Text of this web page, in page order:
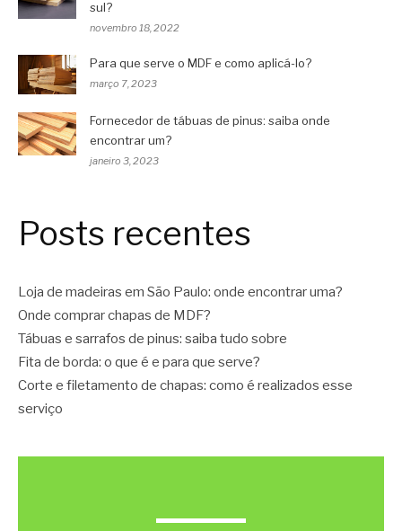
sul?
novembro 18, 2022
Para que serve o MDF e como aplicá-lo?
março 7, 2023
Fornecedor de tábuas de pinus: saiba onde
encontrar um?
janeiro 3, 2023
Posts recentes
Loja de madeiras em São Paulo: onde encontrar uma?
Onde comprar chapas de MDF?
Tábuas e sarrafos de pinus: saiba tudo sobre
Fita de borda: o que é e para que serve?
Corte e filetamento de chapas: como é realizados esse
serviço